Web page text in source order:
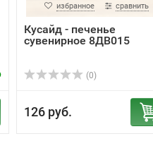
избранное сравнить
Кусайд - печенье
сувенирное 8ДВ015
(0)
126 руб.